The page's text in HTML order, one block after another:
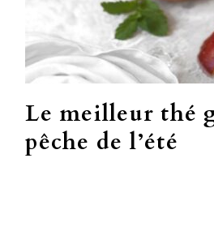
Le meilleur thé
pêche de l’été